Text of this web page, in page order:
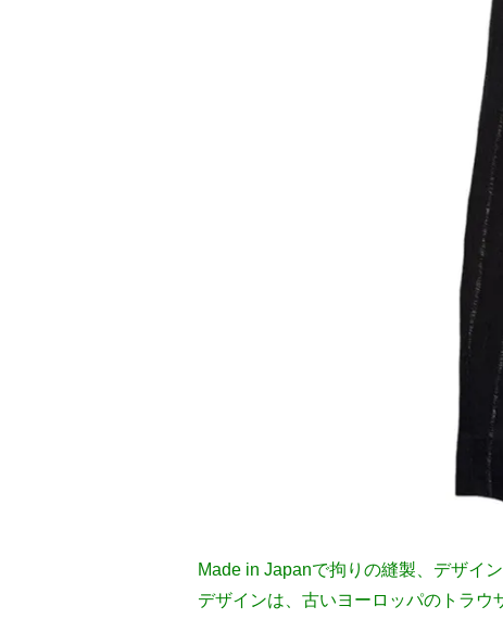
Made in Japanで拘りの縫製、デザイ
デザインは、古いヨーロッパのトラウ